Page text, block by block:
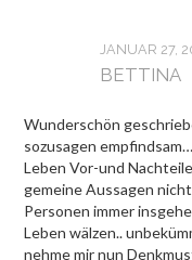
JANUAR 27,
BETTINA
Wunderschön
sozusagen
Leben Vor-und
gemeine Aussagen
Personen immer
Leben wälzen..
nehme mir nun